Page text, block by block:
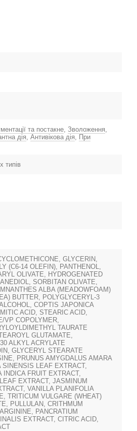
та постакне, Зволоження,
дія, Антивікова дія, При
типів
GLYCERIN,
(C6-14 OLEFIN), PANTHENOL,
OLIVATE, HYDROGENATED
SORBITAN OLIVATE,
ALBA (MEADOWFOAM)
BUTTER, POLYGLYCERYL-3
COPTIS JAPONICA
ACID, STEARIC ACID,
VP COPOLYMER,
TAURATE
GLUTAMATE,
ALKYL ACRYLATE
GLYCERYL STEARATE
PRUNUS AMYGDALUS AMARA
LEAF EXTRACT,
INDICA FRUIT EXTRACT,
EXTRACT, JASMINUM
VANILLA PLANIFOLIA
TRITICUM VULGARE (WHEAT)
PULLULAN, CRITHMUM
PANCRATIUM
EXTRACT, CITRIC ACID,